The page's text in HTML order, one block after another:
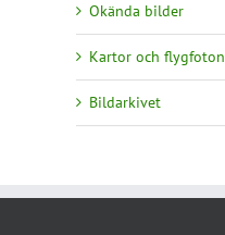
Okända bilder
Kartor och flygfoton
Bildarkivet